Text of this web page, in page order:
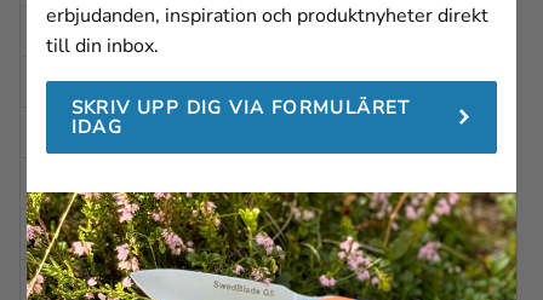
LÄNGD IHOPVIKT
123 mm
BLADLÄNGD
90 mm
BLADTJOCKLEK
STÅL
Alleima 12C27 (HRC 57-59)
BLADFINISH
Polerad
erbjudanden, inspiration och produktnyheter direkt
till din inbox.
SKRIV UPP DIG VIA FORMULÄRET
IDAG